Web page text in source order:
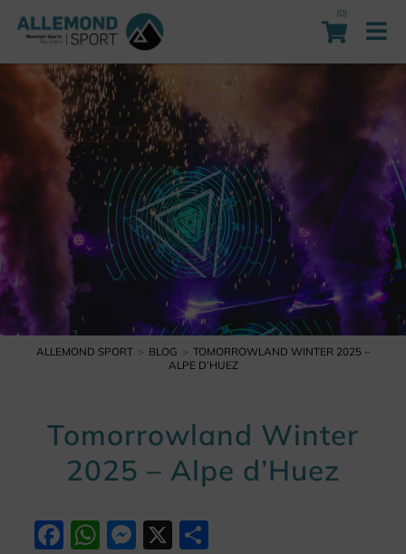
(0)
ALLEMOND SPORT BLOG
TOMORROWLAND WINTER 2025 –
ALPE D’HUEZ
Tomorrowland Winter
2025 – Alpe d’Huez
Facebook
WhatsApp
Messenger
X